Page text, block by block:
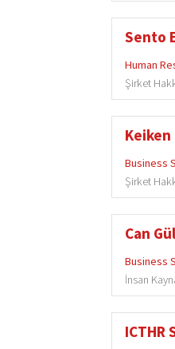
Sento
Human
Şirket
Keiken
Business
Şirket
Can
Business
İnsan
ICTHR